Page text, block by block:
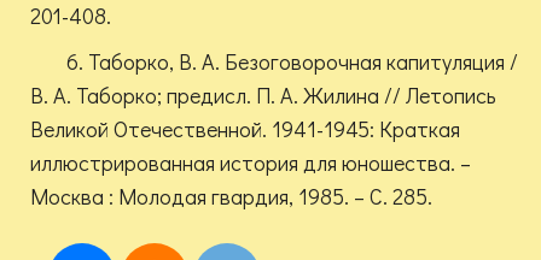
201-408.
6. Таборко, В. А. Безоговорочная капитуляция /
В. А. Таборко; предисл. П. А. Жилина // Летопись
Великой Отечественной. 1941-1945: Краткая
иллюстрированная история для юношества. –
Москва : Молодая гвардия, 1985. – С. 285.